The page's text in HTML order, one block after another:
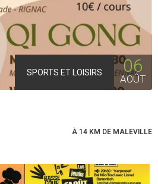
SPORTS ET LOISIRS 06
AOÛT
À 14 KM DE MALEVILLE